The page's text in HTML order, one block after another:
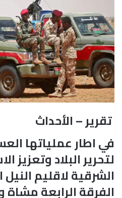
تقرير – الأحداث
في اطار عملياتها
لتحرير البلاد وتعزيز
الشرقية لاقليم
الفرقة الرابعة